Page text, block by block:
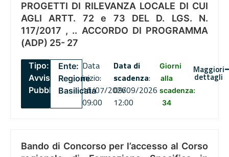
PROGETTI DI RILEVANZA LOCALE DI CUI
AGLI ARTT. 72 e 73 DEL D. LGS. N.
117/2017 , .. ACCORDO DI PROGRAMMA
(ADP) 25- 27
Tipo:
Avviso
Pubblico
Ente:
Regione
Basilicata
Data
inizio:
16/07/2026
09:00
Data di
scadenza:
09/09/2026
12:00
Giorni
alla
scadenza:
34
Maggiori
dettagli
Bando di Concorso per l’accesso al Corso